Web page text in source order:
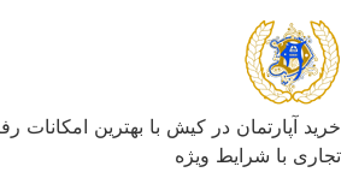
خرید آپارتمان در کیش با بهترین امکانات
تجاری با شرایط ویژه